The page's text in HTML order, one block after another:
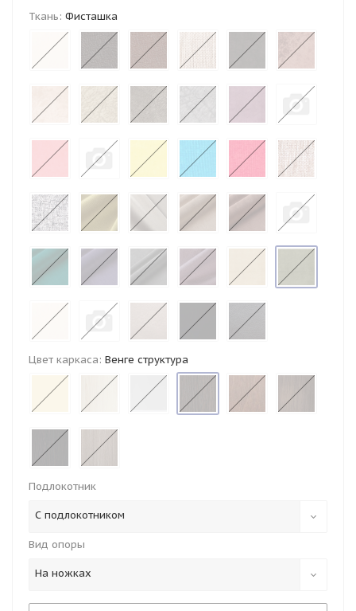
Ткань: Фисташка
Цвет каркаса: Венге структура
Подлокотник
С подлокотником
Вид опоры
На ножках